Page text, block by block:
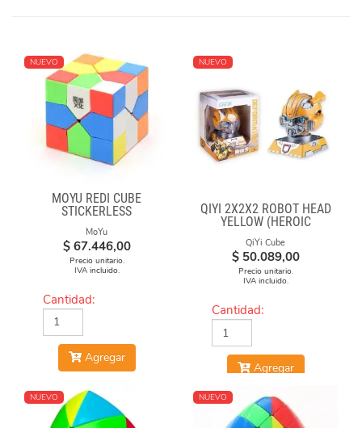
NUEVO
MOYU REDI CUBE
STICKERLESS
MoYu
$ 67.446,00
Precio unitario.
IVA incluido.
Cantidad:
Agregar
NUEVO
QIYI 2X2X2 ROBOT HEAD
YELLOW (HEROIC
LEADER)
QiYi Cube
$ 50.089,00
Precio unitario.
IVA incluido.
Cantidad:
Agregar
NUEVO NUEVO